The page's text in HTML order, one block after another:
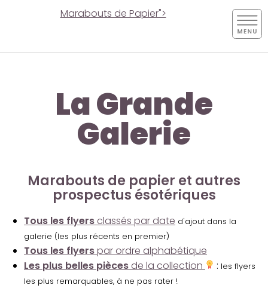
Marabouts de Papier">
La Grande
Galerie
Marabouts de papier et autres
prospectus ésotériques
Tous les flyers classés par date d'ajout dans la
galerie (les plus récents en premier)
Tous les flyerspar ordre alphabétique
Les plus belles pièces de la collection : les flyers
les plus remarquables, à ne pas rater !